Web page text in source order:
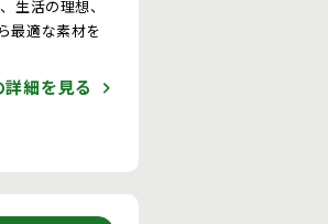
生活の理想、
最適な素材を
詳細を見る